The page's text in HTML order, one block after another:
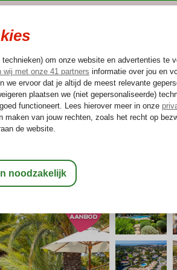
LAST MINUTES ZOMER 2026
Kleinschalige & unieke accommodaties